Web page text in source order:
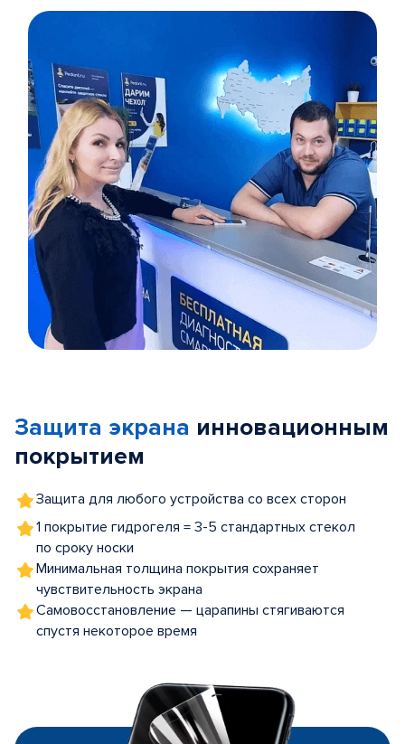
5
Защита экрана инновационным
покрытием
Защита для любого устройства со всех сторон
1 покрытие гидрогеля = 3-5 стандартных стекол
по сроку носки
Минимальная толщина покрытия сохраняет
чувствительность экрана
Самовосстановление — царапины стягиваются
спустя некоторое время